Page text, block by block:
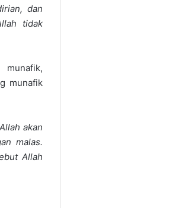
dan
tidak
munafik,
munafik
akan
malas.
Allah